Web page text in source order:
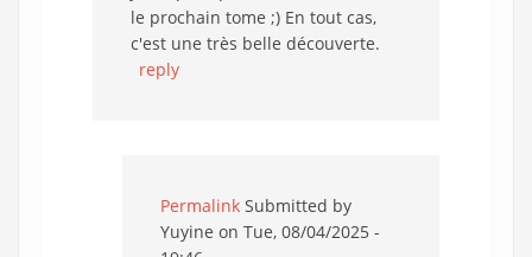
le prochain tome ;) En tout cas,
c'est une très belle découverte.
reply
Permalink Submitted by
Yuyine on Tue, 08/04/2025 -